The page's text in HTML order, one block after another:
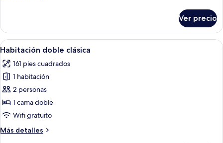
triple
(Charme)
Ver precio
Abrir
todas
las
fotos
de
Habitación
doble
Un dormitorio con una cama
5
Habitación doble clásica
161 pies cuadrados
1 habitación
2 personas
1 cama doble
Wifi gratuito
Más detalles
Más